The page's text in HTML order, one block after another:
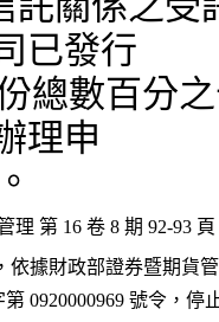
已發行
理申
報。
理 第 16 卷 8 期 92-93 頁
依據財政部證券暨期貨